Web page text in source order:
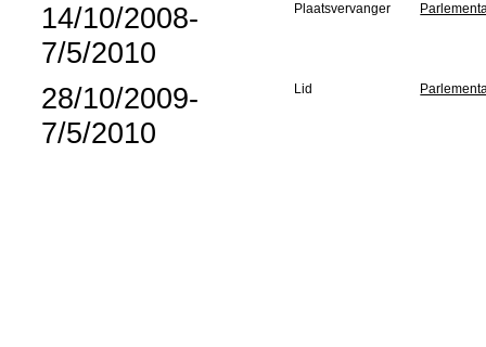
14/10/2008-
7/5/2010
Plaatsvervanger
28/10/2009-
7/5/2010
Lid